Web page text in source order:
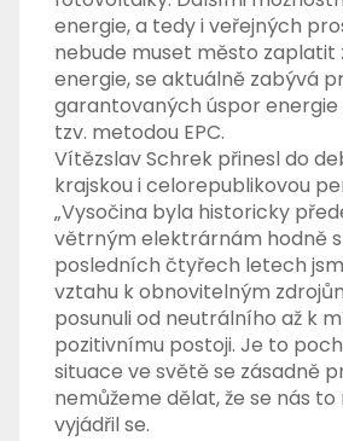
energie, a tedy i veřejných
nebude muset město zaplatit
energie, se aktuálně zabývá
garantovaných úspor
tzv. metodou EPC.
Vítězslav Schrek přinesl do
krajskou i celorepublikovou
„Vysočina byla historicky
větrným elektrárnám hodně
posledních čtyřech letech
vztahu k obnovitelným
posunuli od neutrálního až k
pozitivnímu postoji. Je to
situace ve světě se zásadně
nemůžeme dělat, že se nás to
vyjádřil se.